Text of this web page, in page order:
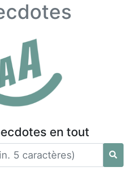
en tout